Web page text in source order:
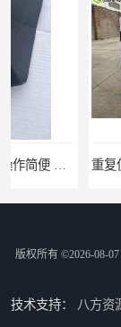
版权所有 ©2026-08-07
技术支持： 八方资